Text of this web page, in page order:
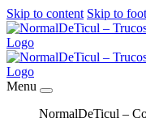
Skip to content Skip to
Menu
NormalDeTicul –